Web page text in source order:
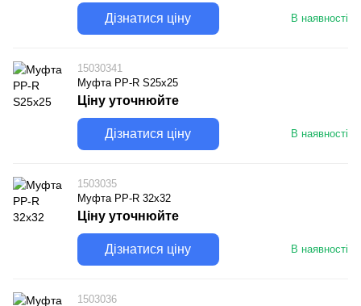
В наявності
Дізнатися ціну
15030341
Муфта PP-R S25х25
В наявності
Ціну уточнюйте
Дізнатися ціну
1503035
Муфта PP-R 32х32
В наявності
Ціну уточнюйте
Дізнатися ціну
1503036